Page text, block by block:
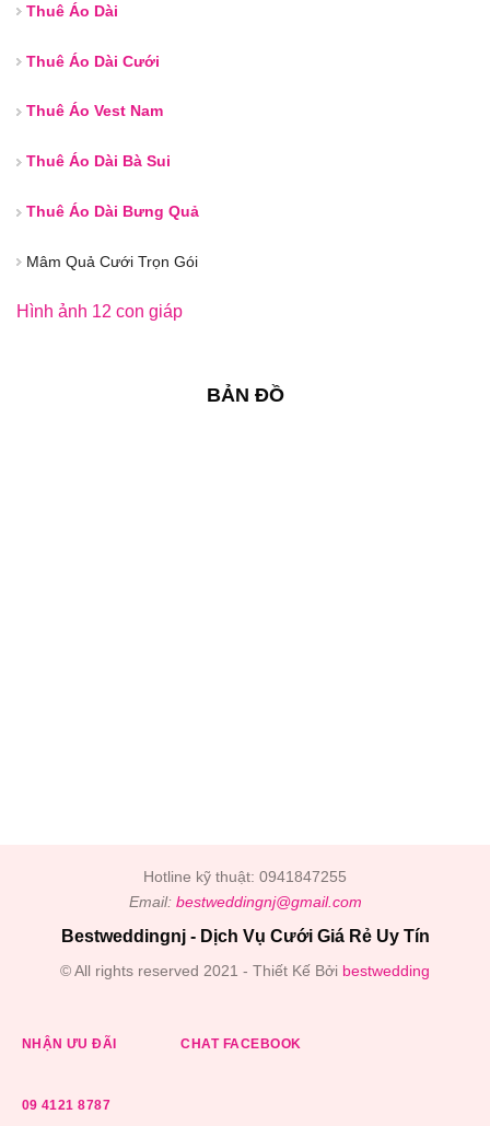
Thuê Áo Dài
Thuê Áo Dài Cưới
Thuê Áo Vest Nam
Thuê Áo Dài Bà Sui
Thuê Áo Dài Bưng Quả
Mâm Quả Cưới Trọn Gói
Hình ảnh 12 con giáp
BẢN ĐỒ
Hotline kỹ thuật: 0941847255
Email: bestweddingnj@gmail.com
Bestweddingnj - Dịch Vụ Cưới Giá Rẻ Uy Tín
© All rights reserved 2021 - Thiết Kế Bởi bestwedding
NHẬN ƯU ĐÃI CHAT FACEBOOK
09 4121 8787